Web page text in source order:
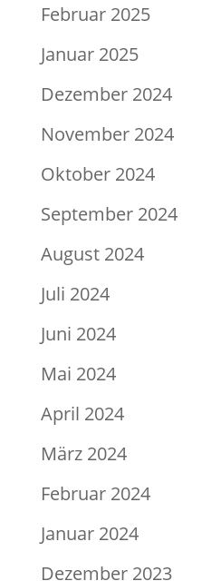
Februar 2025
Januar 2025
Dezember 2024
November 2024
Oktober 2024
September 2024
August 2024
Juli 2024
Juni 2024
Mai 2024
April 2024
März 2024
Februar 2024
Januar 2024
Dezember 2023